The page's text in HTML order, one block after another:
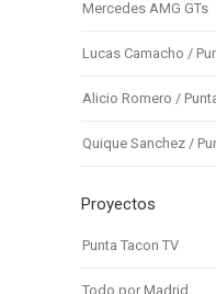
Mercedes AMG GTs
Lucas Camacho /
Alicio Romero /
Quique Sanchez /
Proyectos
Punta Tacon TV
Todo por Madrid